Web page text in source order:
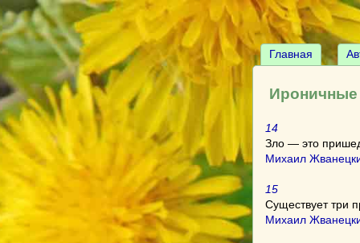
Главная
Ироничные
14
Зло — это
Михаил
15
Существует три
Михаил